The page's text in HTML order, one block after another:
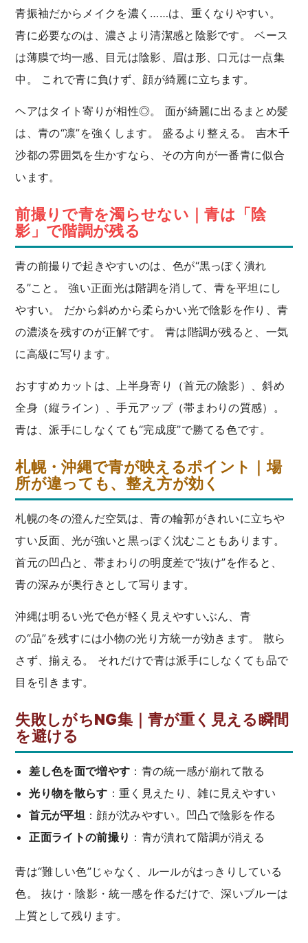
青振袖だからメイクを濃く……は、重くなりやすい。
青に必要なのは、濃さより清潔感と陰影です。 ベース
は薄膜で均一感、目元は陰影、眉は形、口元は一点集
中。 これで青に負けず、顔が綺麗に立ちます。
ヘアはタイト寄りが相性◎。 面が綺麗に出るまとめ髪
は、青の“凛”を強くします。 盛るより整える。 吉木千
沙都の雰囲気を生かすなら、その方向が一番青に似合
います。
前撮りで青を濁らせない｜青は「陰
影」で階調が残る
青の前撮りで起きやすいのは、色が“黒っぽく潰れ
る”こと。 強い正面光は階調を消して、青を平坦にし
やすい。 だから斜めから柔らかい光で陰影を作り、青
の濃淡を残すのが正解です。 青は階調が残ると、一気
に高級に写ります。
おすすめカットは、上半身寄り（首元の陰影）、斜め
全身（縦ライン）、手元アップ（帯まわりの質感）。
青は、派手にしなくても“完成度”で勝てる色です。
札幌・沖縄で青が映えるポイント｜場
所が違っても、整え方が効く
札幌の冬の澄んだ空気は、青の輪郭がきれいに立ちや
すい反面、光が強いと黒っぽく沈むこともあります。
首元の凹凸と、帯まわりの明度差で“抜け”を作ると、
青の深みが奥行きとして写ります。
沖縄は明るい光で色が軽く見えやすいぶん、青
の“品”を残すには小物の光り方統一が効きます。 散ら
さず、揃える。 それだけで青は派手にしなくても品で
目を引きます。
失敗しがちNG集｜青が重く見える瞬間
を避ける
差し色を面で増やす ：青の統一感が崩れて散る
光り物を散らす ：重く見えたり、雑に見えやすい
首元が平坦 ：顔が沈みやすい。凹凸で陰影を作る
正面ライトの前撮り ：青が潰れて階調が消える
青は“難しい色”じゃなく、ルールがはっきりしている
色。 抜け・陰影・統一感を作るだけで、深いブルーは
上質として残ります。